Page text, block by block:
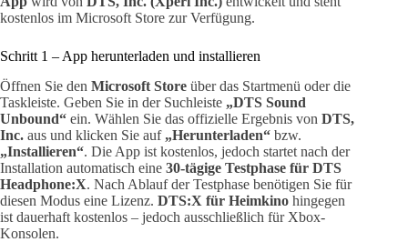
kostenlos im Microsoft Store zur Verfügung.
Schritt 1 – App herunterladen und installieren
Öffnen Sie den Microsoft Store über das Startmenü oder die
Taskleiste. Geben Sie in der Suchleiste „DTS Sound
Unbound“ ein. Wählen Sie das offizielle Ergebnis von DTS,
Inc. aus und klicken Sie auf „Herunterladen“ bzw.
„Installieren“. Die App ist kostenlos, jedoch startet nach der
Installation automatisch eine 30-tägige Testphase für DTS
Headphone:X. Nach Ablauf der Testphase benötigen Sie für
diesen Modus eine Lizenz. DTS:X für Heimkino hingegen
ist dauerhaft kostenlos – jedoch ausschließlich für Xbox-
Konsolen.